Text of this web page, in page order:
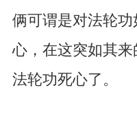
俩可谓是对法轮
心，在这突如其
法轮功死心了。